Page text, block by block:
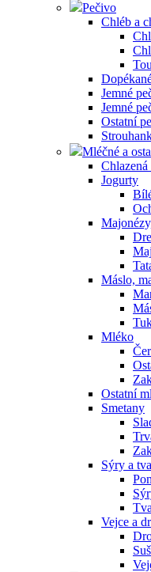
Pečivo
Chléb a
Jemné
Jemné
Ostatní
Mléčné a
Jogurty
Máslo,
Mléko
Ostatní
Smetany
Sýry a
Vejce a